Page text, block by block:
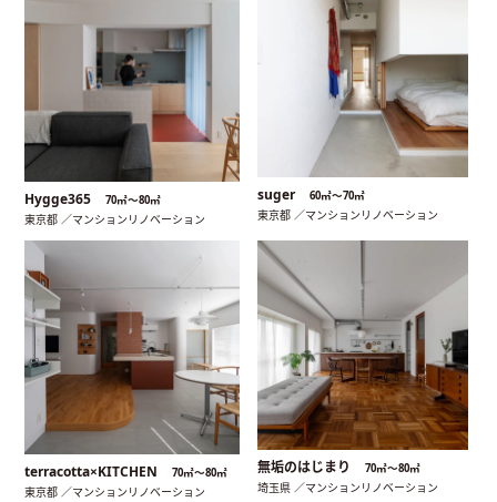
Hygge365 70㎡〜80㎡
東京都 ／マンションリノベーション
suger 60㎡〜70㎡
東京都 ／マンションリノベーション
terracotta×KITCHEN 70㎡〜80㎡
東京都 ／マンションリノベーション
無垢のはじまり 70㎡〜80㎡
埼玉県 ／マンションリノベーション